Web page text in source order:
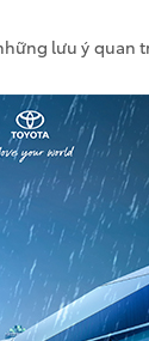
lưu ý quan